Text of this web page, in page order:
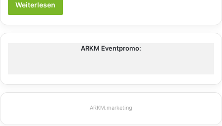
Weiterlesen
ARKM Eventpromo:
ARKM.marketing